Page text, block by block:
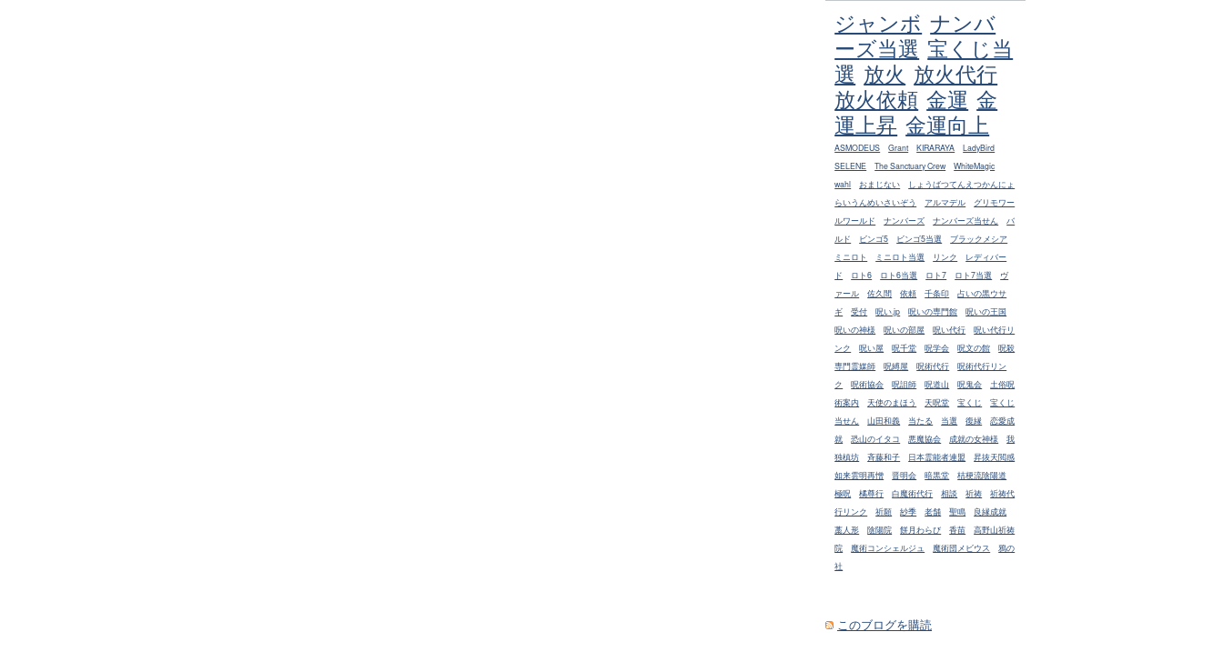
ジャンボ ナンバ
ーズ当選 宝くじ当
選 放火 放火代行
放火依頼 金運 金
運上昇 金運向上
ASMODEUS Grant KIRARAYA
LadyBird
SELENE
The Sanctuary Crew
WhiteMagic
wahl
おまじない
しょうばつてんえつかんにょ
らいうんめいさいぞう
アルマデル
グリモワー
ルワールド
ナンバーズ ナンバーズ当せん
バ
ルド
ビンゴ5 ビンゴ5当選
ブラックメシア
ミニロト
ミニロト当選 リンク
レディバー
ド
ロト6 ロト6当選 ロト7 ロト7当選
ヴ
ァール
佐久間 依頼 千条印
占いの黒ウサ
ギ
受付 呪い.jp 呪いの専門館
呪いの王国
呪いの神様
呪いの部屋 呪い代行
呪い代行リ
ンク
呪い屋 呪千堂 呪学会 呪文の館
呪殺
専門霊媒師
呪縛屋 呪術代行
呪術代行リン
ク
呪術協会 呪詛師 呪道山 呪鬼会
土俗呪
術案内
天使のまほう 天呪堂 宝くじ
宝くじ
当せん
山田和義 当たる 当選 復縁
恋愛成
就
恐山のイタコ 悪魔協会 成就の女神様
我
独槙坊
斉藤和子 日本霊能者連盟
昇抜天閲感
如来雲明再憎
晋明会 暗黒堂
桔梗流陰陽道
極呪
橘尊行 白魔術代行 相談 祈祷
祈祷代
行リンク
祈願 紗季 老舗 聖鳴
良縁成就
藁人形
陰陽院 餅月わらび 香苗
高野山祈祷
院
魔術コンシェルジュ 魔術団メビウス
鴉の
社
このブログを購読